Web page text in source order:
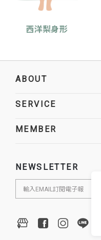
西洋梨身形
ABOUT
SERVICE
MEMBER
NEWSLETTER